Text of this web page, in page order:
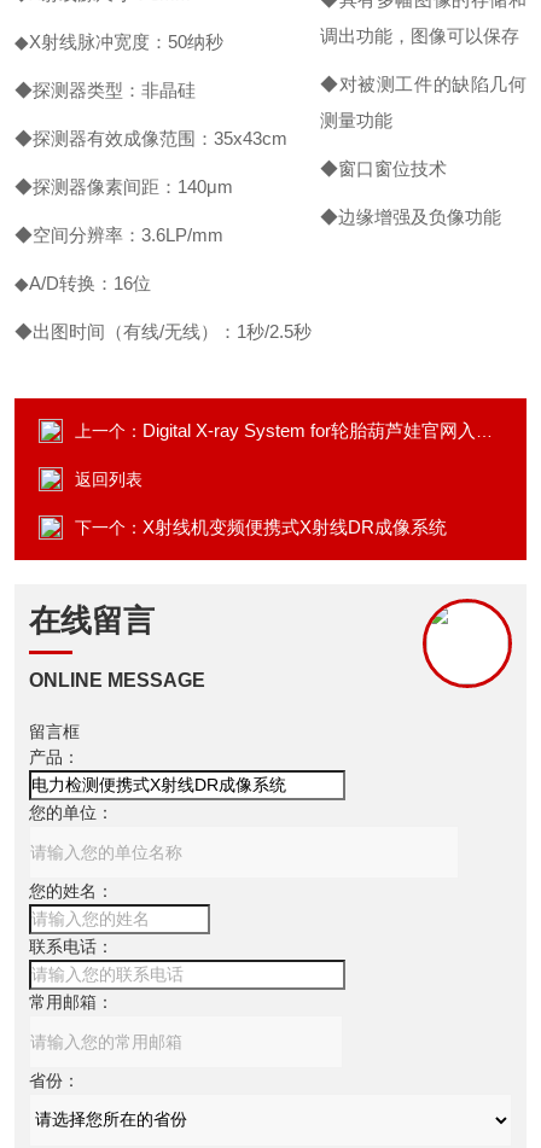
◆X射线脉冲宽度：50纳秒
◆探测器类型：非晶硅
◆探测器有效成像范围：35x43cm
◆探测器像素间距：140μm
◆空间分辨率：3.6LP/mm
◆A/D转换：16位
◆出图时间（有线/无线）：1秒/2.5秒
调出功能，图像可以保存
◆对被测工件的缺陷几何
测量功能
◆窗口窗位技术
◆边缘增强及负像功能
上一个： Digital X-ray System for轮胎葫芦娃官网入口系统
返回列表
下一个： X射线机变频便携式X射线DR成像系统
在线留言
ONLINE MESSAGE
留言框
产品：
您的单位：
您的姓名：
联系电话：
常用邮箱：
省份：